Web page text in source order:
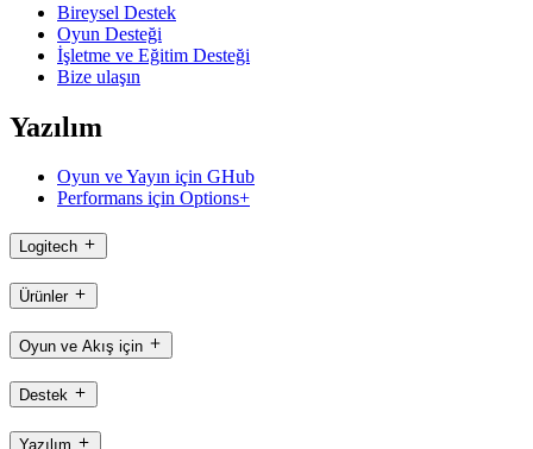
Bireysel Destek
Oyun Desteği
İşletme ve Eğitim Desteği
Bize ulaşın
Yazılım
Oyun ve Yayın için GHub
Performans için Options+
Logitech
Ürünler
Oyun ve Akış için
Destek
Yazılım